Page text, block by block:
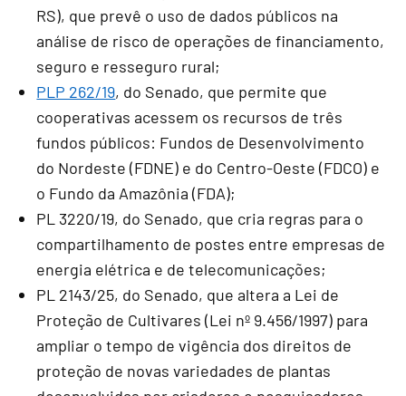
RS), que prevê o uso de dados públicos na
análise de risco de operações de financiamento,
seguro e resseguro rural;
PLP 262/19, do Senado, que permite que
cooperativas acessem os recursos de três
fundos públicos: Fundos de Desenvolvimento
do Nordeste (FDNE) e do Centro-Oeste (FDCO) e
o Fundo da Amazônia (FDA);
PL 3220/19, do Senado, que cria regras para o
compartilhamento de postes entre empresas de
energia elétrica e de telecomunicações;
PL 2143/25, do Senado, que altera a Lei de
Proteção de Cultivares (Lei nº 9.456/1997) para
ampliar o tempo de vigência dos direitos de
proteção de novas variedades de plantas